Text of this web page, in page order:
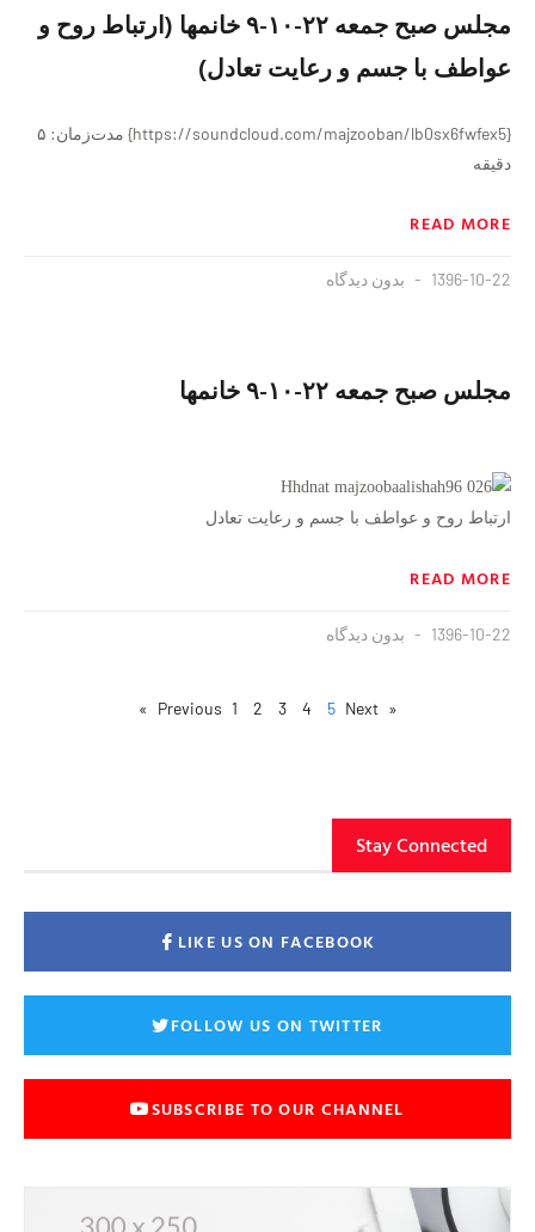
مجلس صبح جمعه ۲۲-۱۰-۹ خانمها (ارتباط روح و
عواطف با جسم و رعایت تعادل)
{https://soundcloud.com/majzooban/lb0sx6fwfex5} مدت‌زمان: ۵
دقیقه
READ MORE
1396-10-22 بدون دیدگاه
مجلس صبح جمعه ۲۲-۱۰-۹ خانمها
ارتباط روح و عواطف با جسم و رعایت تعادل
READ MORE
1396-10-22 بدون دیدگاه
« Previous
1 2 3 4 5 Next »
Stay Connected
LIKE US ON FACEBOOK
FOLLOW US ON TWITTER
SUBSCRIBE TO OUR CHANNEL